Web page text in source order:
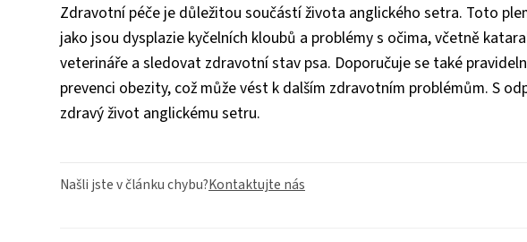
Zdravotní péče je důležitou součástí života anglického setra. Toto
jako jsou dysplazie kyčelních kloubů a problémy s očima, včetně
veterináře a sledovat zdravotní stav psa. Doporučuje se také
prevenci obezity, což může vést k dalším zdravotním problémům. S
zdravý život anglickému setru.
Našli jste v článku chybu?Kontaktujte nás